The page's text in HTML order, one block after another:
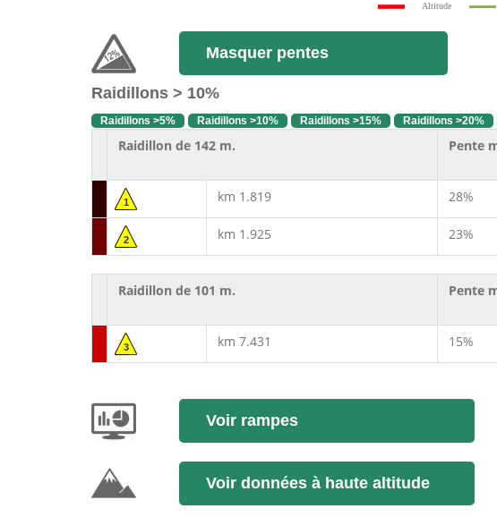
Altitude
Masquer pentes
Raidillons > 10%
Raidillons >5% Raidillons >10% Raidillons >15% Raidillons >20%
Raidillon de 142 m. Pente
1 km 1.819 28%
2 km 1.925 23%
Raidillon de 101 m. Pente
3 km 7.431 15%
Voir rampes
Voir données à haute altitude